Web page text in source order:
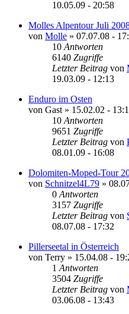
10.05.09 - 20:58
Molles Alpentour Juli
von Molle » 07.07.08 -
10 Antworten
6140 Zugriffe
Letzter Beitrag von
19.03.09 - 12:13
Enduro im Osten
von Gast » 15.02.02 -
10 Antworten
9651 Zugriffe
Letzter Beitrag von
08.01.09 - 16:08
Dolomiten-Moped-Tour
von Schnitzel4L79 »
0 Antworten
3157 Zugriffe
Letzter Beitrag von
08.07.08 - 17:32
Pillerseetal in Österreich
von Terry » 15.04.08 -
1 Antworten
3504 Zugriffe
Letzter Beitrag von
03.06.08 - 13:43